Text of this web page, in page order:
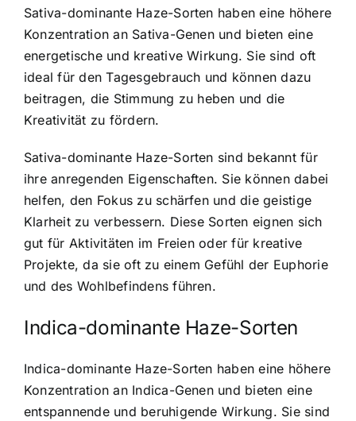
Sativa-dominante Haze-Sorten haben eine höhere
Konzentration an Sativa-Genen und bieten eine
energetische und kreative Wirkung. Sie sind oft
ideal für den Tagesgebrauch und können dazu
beitragen, die Stimmung zu heben und die
Kreativität zu fördern.
Sativa-dominante Haze-Sorten sind bekannt für
ihre anregenden Eigenschaften. Sie können dabei
helfen, den Fokus zu schärfen und die geistige
Klarheit zu verbessern. Diese Sorten eignen sich
gut für Aktivitäten im Freien oder für kreative
Projekte, da sie oft zu einem Gefühl der Euphorie
und des Wohlbefindens führen.
Indica-dominante Haze-Sorten
Indica-dominante Haze-Sorten haben eine höhere
Konzentration an Indica-Genen und bieten eine
entspannende und beruhigende Wirkung. Sie sind